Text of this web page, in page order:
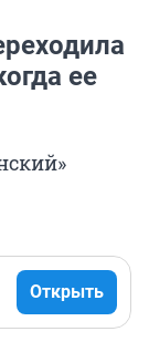
ее
Открыть